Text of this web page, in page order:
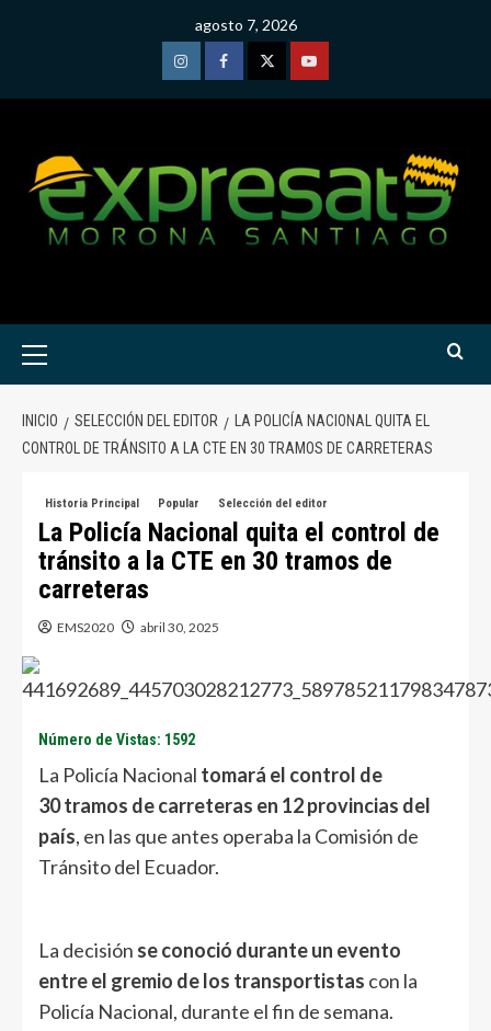
agosto 7, 2026
InstagramFacebookTwitterYoutube
Menú
INICIO SELECCIÓN DEL EDITOR
LA POLICÍA NACIONAL QUITA EL
CONTROL DE TRÁNSITO A LA CTE EN 30 TRAMOS DE CARRETERAS
Historia Principal Popular Selección del editor
La Policía Nacional quita el control de
tránsito a la CTE en 30 tramos de
carreteras
EMS2020 abril 30, 2025
Número de Vistas: 1592
La Policía Nacional tomará el control de
30 tramos de carreteras en 12 provincias del
país, en las que antes operaba la Comisión de
Tránsito del Ecuador.
La decisión se conoció durante un evento
entre el gremio de los transportistas con la
Policía Nacional, durante el fin de semana.